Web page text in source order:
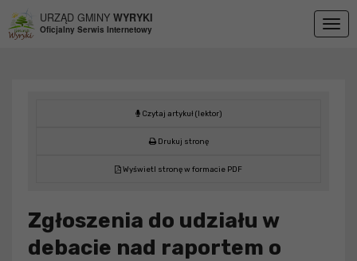
URZĄD GMINY WYRYKI
Oficjalny Serwis Internetowy
Czytaj artykuł (lektor)
Drukuj stronę
Wyświetl stronę w formacie PDF
Zgłoszenia do udziału w
debacie nad raportem o